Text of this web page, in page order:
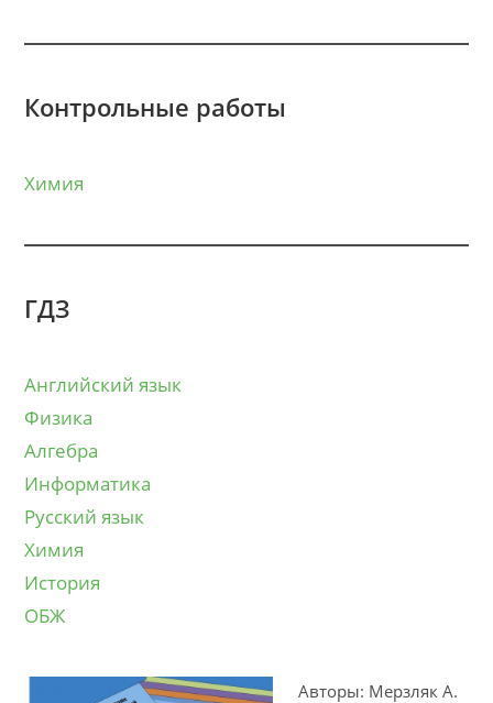
Контрольные работы
Химия
ГДЗ
Английский язык
Физика
Алгебра
Информатика
Русский язык
Химия
История
ОБЖ
Авторы: Мерзляк А.